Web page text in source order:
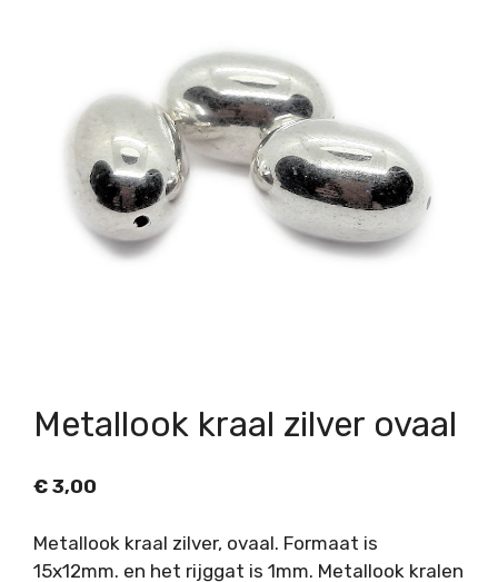
Metallook kraal zilver ovaal
€ 3,00
Metallook kraal zilver, ovaal. Formaat is
15x12mm. en het rijggat is 1mm. Metallook kralen